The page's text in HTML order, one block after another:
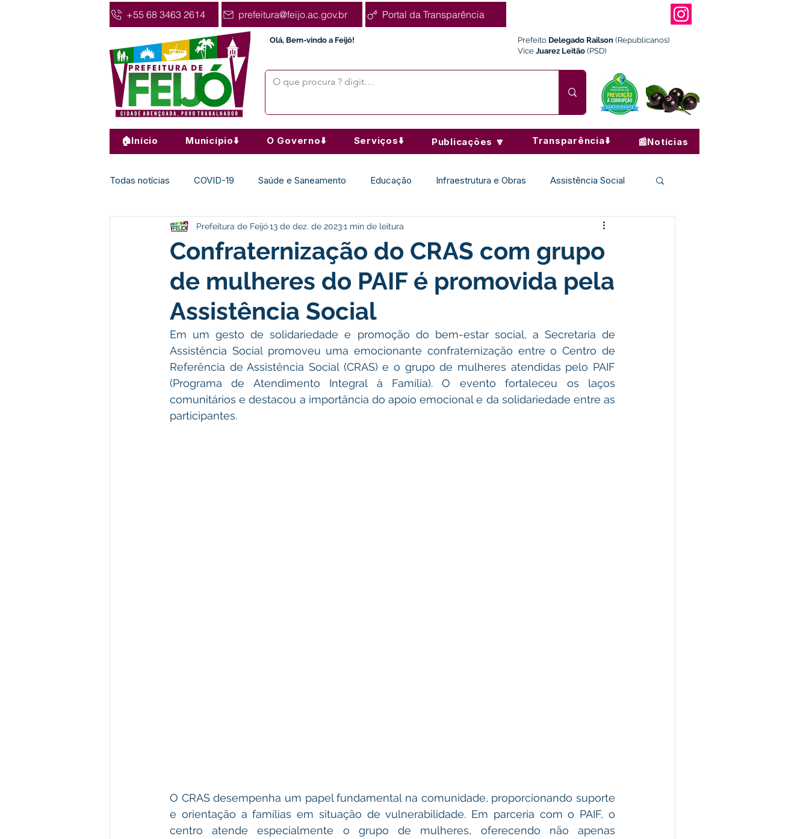
+55 68 3463 2614 prefeitura@feijo.ac.gov.br Portal da Transparência
Olá, Bem-vindo a Feijó! Prefeito Delegado Railson (Republicanos)
Vice Juarez Leitão (PSD)
🏠Início Município⬇️ O Governo⬇️ Serviços⬇️ Publicações 🔽 Transparência⬇️ 📰Notícias
Todas notícias COVID-19 Saúde e Saneamento Educação Infraestrutura e Obras Assistência Social
Agricultura Nota de Pesar Desporto Cultura e Lazer Institucional e Governo
Meio Ambiente e Turismo Datas Comemorativas Campanhas Vacinômetro Comunicado
Nota de Esclarecimento Comunidade Licitações No gabinete Gestão Agricultura
Ordem de Serviço Comunicação
Confraternização do CRAS com grupo
de mulheres do PAIF é promovida pela
Assistência Social
Prefeitura de Feijó13 de dez. de 20231 min de leitura
Em um gesto de solidariedade e promoção do bem-estar social, a Secretaria de
Assistência Social promoveu uma emocionante confraternização entre o Centro de
Referência de Assistência Social (CRAS) e o grupo de mulheres atendidas pelo PAIF
(Programa de Atendimento Integral à Família). O evento fortaleceu os laços
comunitários e destacou a importância do apoio emocional e da solidariedade entre as
participantes.
O CRAS desempenha um papel fundamental na comunidade, proporcionando suporte
e orientação a famílias em situação de vulnerabilidade. Em parceria com o PAIF, o
centro atende especialmente o grupo de mulheres, oferecendo não apenas